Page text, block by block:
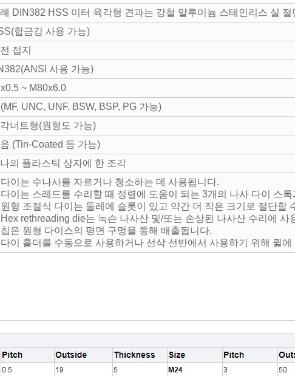
DIN382 HSS 미터 육각형 견과는 강철 알루미늄 스테인리스 실
합금강 사용 가능)
접지
사용 가능)
~ M80x6.0
(MF, UNC, UNF, BSW, BSP, PG 가능)
너트형(원형도 가능)
(Tin-Coated 등 가능)
의 플라스틱 상자에 한 조각
이는 수나사를 자르거나 청소하는 데 사용됩니다.
이는 스레드를 수리할 때 정렬에 도움이 되는 3개의 나사 다이 스
형 조절식 다이는 둘레에 슬롯이 있고 약간 더 작은 크기로 절단할
rethreading die는 녹슨 나사산 및/또는 손상된 나사산 수리에 사
은 원형 다이스의 평면 구멍을 통해 배출됩니다.
이 홀더를 수동으로 사용하거나 선삭 선반에서 사용하기 위해 퀼에